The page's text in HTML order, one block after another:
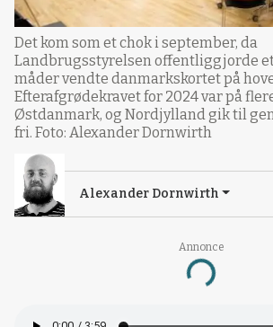
Annonce
Loading...
Det kom som et chok i september, da
Landbrugsstyrelsen offentliggjorde
måder vendte danmarkskortet på
Efterafgrødekravet for 2024 var på
Østdanmark, og Nordjylland gik til
fri. Foto: Alexander Dornwirth
Alexander Dornwirth